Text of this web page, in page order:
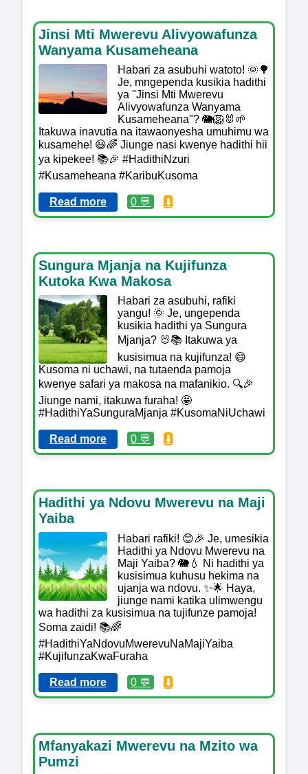
Jinsi Mti Mwerevu Alivyowafunza
Wanyama Kusameheana
Habari za asubuhi watoto! 🌞🌳
Je, mngependa kusikia hadithi
ya "Jinsi Mti Mwerevu
Alivyowafunza Wanyama
Kusameheana"? 🐘🦁🐰🌱
Itakuwa inavutia na itawaonyesha umuhimu wa
kusamehe! 😃🌈 Jiunge nasi kwenye hadithi hii
ya kipekee! 📚🎉 #HadithiNzuri
#Kusameheana #KaribuKusoma
Read more 0 💬 ⬇️
Sungura Mjanja na Kujifunza
Kutoka Kwa Makosa
Habari za asubuhi, rafiki
yangu! 🌞 Je, ungependa
kusikia hadithi ya Sungura
Mjanja? 🐰📚 Itakuwa ya
kusisimua na kujifunza! 😄
Kusoma ni uchawi, na tutaenda pamoja
kwenye safari ya makosa na mafanikio. 🔍🎉
Jiunge nami, itakuwa furaha! 🤩
#HadithiYaSunguraMjanja #KusomaNiUchawi
Read more 0 💬 ⬇️
Hadithi ya Ndovu Mwerevu na Maji
Yaiba
Habari rafiki! 😊🎉 Je, umesikia
Hadithi ya Ndovu Mwerevu na
Maji Yaiba? 🐘💧 Ni hadithi ya
kusisimua kuhusu hekima na
ujanja wa ndovu. ✨🌟 Haya,
jiunge nami katika ulimwengu
wa hadithi za kusisimua na tujifunze pamoja!
Soma zaidi! 📚🌈
#HadithiYaNdovuMwerevuNaMajiYaiba
#KujifunzaKwaFuraha
Read more 0 💬 ⬇️
Mfanyakazi Mwerevu na Mzito wa
Pumzi